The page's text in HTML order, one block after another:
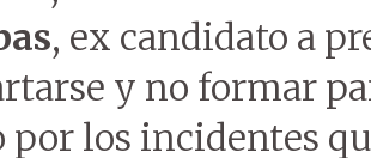
, ex candidato a
y no formar
por los incidentes